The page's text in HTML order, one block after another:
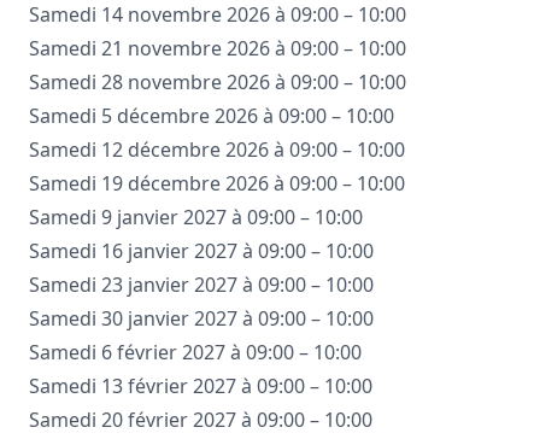
Samedi 14 novembre 2026 à 09:00 – 10:00
Samedi 21 novembre 2026 à 09:00 – 10:00
Samedi 28 novembre 2026 à 09:00 – 10:00
Samedi 5 décembre 2026 à 09:00 – 10:00
Samedi 12 décembre 2026 à 09:00 – 10:00
Samedi 19 décembre 2026 à 09:00 – 10:00
Samedi 9 janvier 2027 à 09:00 – 10:00
Samedi 16 janvier 2027 à 09:00 – 10:00
Samedi 23 janvier 2027 à 09:00 – 10:00
Samedi 30 janvier 2027 à 09:00 – 10:00
Samedi 6 février 2027 à 09:00 – 10:00
Samedi 13 février 2027 à 09:00 – 10:00
Samedi 20 février 2027 à 09:00 – 10:00